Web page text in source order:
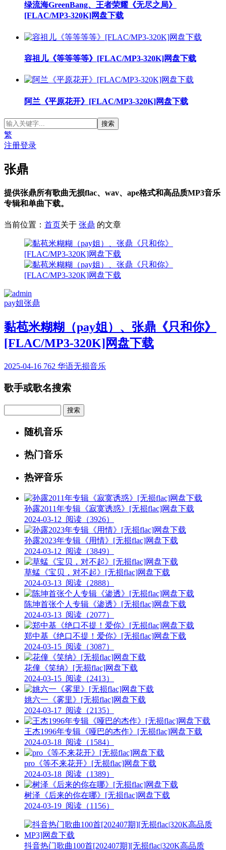
绿流海GreenBang、王者荣耀《无尽之局》
[FLAC/MP3-320K]网盘下载
容祖儿《等等等等》[FLAC/MP3-320K]网盘下载
阿兰《平原花开》[FLAC/MP3-320K]网盘下载
繁
注册登录
张鼎
提供张鼎所有歌曲无损flac、wav、ape格式和高品质MP3音乐
专辑和单曲下载。
当前位置： 首页关于 张鼎 的文章
pay姐张鼎
黏苞米糊糊（pay姐）、张鼎《只和你》
[FLAC/MP3-320K]网盘下载
2025-04-16 762 华语无损音乐
歌手或歌名搜索
随机音乐
热门音乐
热评音乐
孙露2011年专辑《寂寞诱惑》[无损flac]网盘下载
2024-03-12 阅读（3926）
孙露2023年专辑《用情》[无损flac]网盘下载
2024-03-12 阅读（3849）
草蜢《宝贝，对不起》[无损flac]网盘下载
2024-03-13 阅读（2888）
陈坤首张个人专辑《渗透》[无损flac]网盘下载
2024-03-13 阅读（2077）
郑中基《绝口不提！爱你》[无损flac]网盘下载
2024-03-15 阅读（3087）
花僮《笑纳》[无损flac]网盘下载
2024-03-15 阅读（2413）
姚六一《雾里》[无损flac]网盘下载
2024-03-17 阅读（2135）
王杰1996年专辑《哑巴的杰作》[无损flac]网盘下载
2024-03-18 阅读（1584）
pro《等不来花开》[无损flac]网盘下载
2024-03-18 阅读（1389）
树泽《后来的你在哪》[无损flac]网盘下载
2024-03-19 阅读（1156）
抖音热门歌曲100首[202407期][无损flac|320K高品质